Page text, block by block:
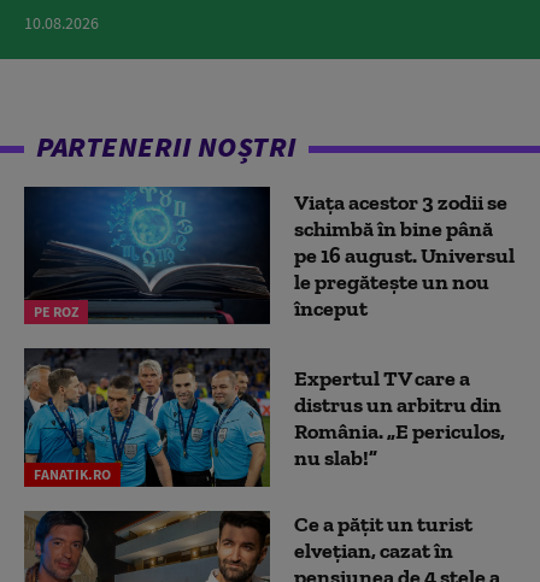
10.08.2026
PARTENERII NOȘTRI
PE ROZ
Viața acestor 3 zodii se
schimbă în bine până
pe 16 august. Universul
le pregătește un nou
început
FANATIK.RO
Expertul TV care a
distrus un arbitru din
România. „E periculos,
nu slab!”
Ce a pățit un turist
elvețian, cazat în